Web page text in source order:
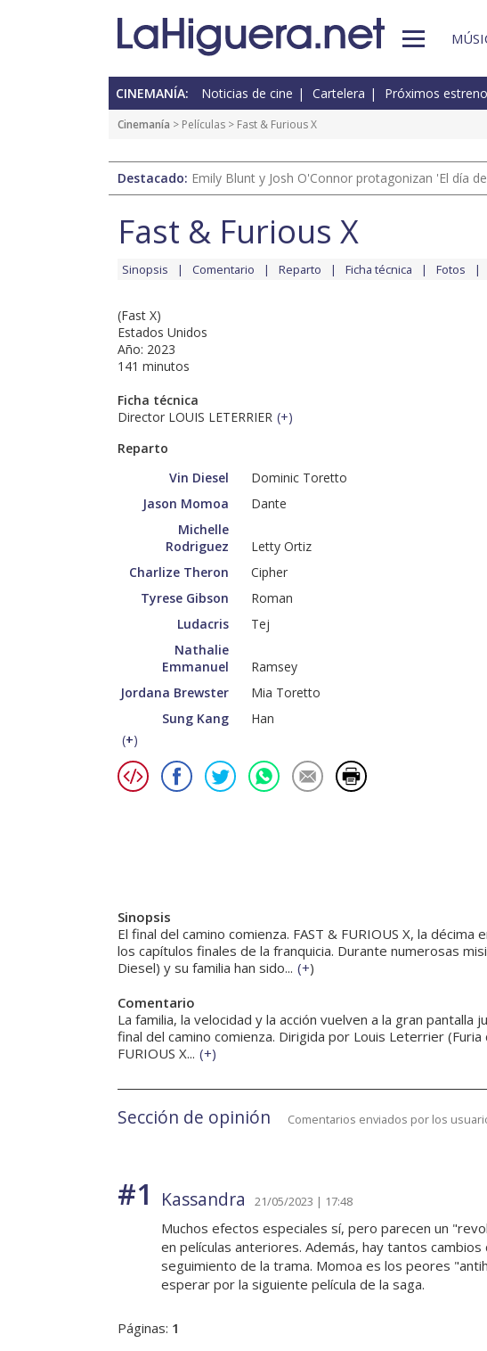
CINEMANÍA: Noticias de cine Cartelera Próximos
Cinemanía > Películas > Fast & Furious X
Destacado: Emily Blunt y Josh O'Connor protagonizan 'El día
Fast & Furious X
Sinopsis Comentario Reparto Ficha técnica Fotos
(Fast X)
Estados Unidos
Año: 2023
141 minutos
Ficha técnica
Director LOUIS LETERRIER (+)
Reparto
Vin Diesel
Dominic Toretto
Jason Momoa
Dante
Michelle
Rodriguez
Letty Ortiz
Charlize Theron
Cipher
Tyrese Gibson
Roman
Ludacris
Tej
Nathalie
Emmanuel
Ramsey
Jordana Brewster
Mia Toretto
Sung Kang
Han
(+)
Sinopsis
El final del camino comienza. FAST & FURIOUS X, la
los capítulos finales de la franquicia. Durante numerosas
Diesel) y su familia han sido... (+)
Comentario
La familia, la velocidad y la acción vuelven a la gran
final del camino comienza. Dirigida por Louis Leterrier
FURIOUS X... (+)
Sección de opinión Comentarios enviados por los
#1 Kassandra 21/05/2023 | 17:48
Muchos efectos especiales sí, pero parecen un
en películas anteriores. Además, hay tantos
seguimiento de la trama. Momoa es los peores
esperar por la siguiente película de la saga.
Páginas: 1